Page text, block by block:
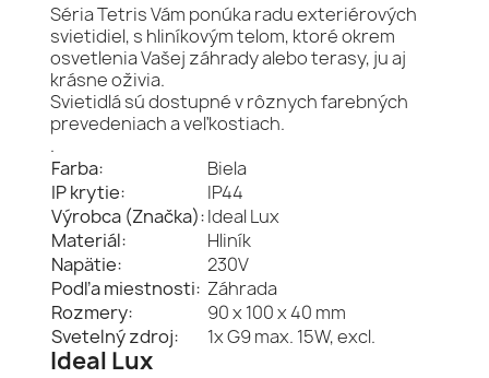
Séria Tetris Vám ponúka radu exteriérových
svietidiel, s hliníkovým telom, ktoré okrem
osvetlenia Vašej záhrady alebo terasy, ju aj
krásne oživia.
Svietidlá sú dostupné v rôznych farebných
prevedeniach a veľkostiach.
.
Farba:
Biela
IP krytie:
IP44
Výrobca (Značka):Ideal Lux
Materiál:
Hliník
Napätie:
230V
Podľa miestnosti: Záhrada
Rozmery:
90 x 100 x 40 mm
Svetelný zdroj:
1x G9 max. 15W, excl.
Ideal Lux